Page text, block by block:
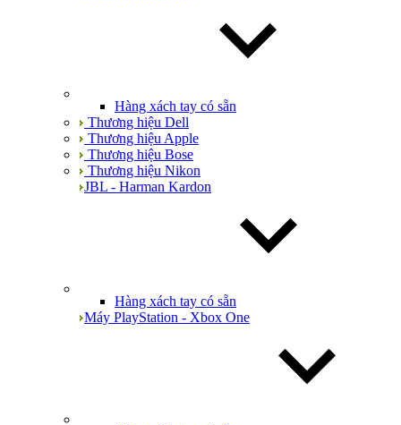
Hàng xách tay có sẵn
Thương hiệu Dell
Thương hiệu Apple
Thương hiệu Bose
Thương hiệu Nikon
JBL - Harman Kardon
Hàng xách tay có sẵn
Máy PlayStation - Xbox One